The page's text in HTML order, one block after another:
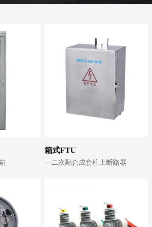
箱式FTU
一二次融合成套柱上断路器